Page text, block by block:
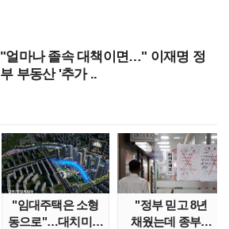
"얼마나 졸속 대책이면…" 이재명 정
부 부동산 '추가 ..
"임대주택은 소형
동으로"…대치미도
"정부 믿고 8년
채웠는데 종부세